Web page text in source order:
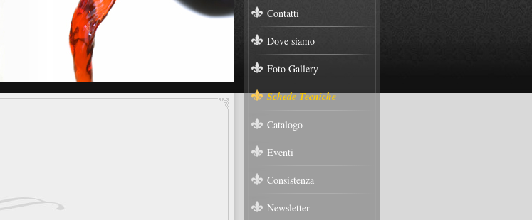
Contatti
Dove siamo
Foto Gallery
Schede Tecniche
Catalogo
Eventi
Consistenza
Newsletter